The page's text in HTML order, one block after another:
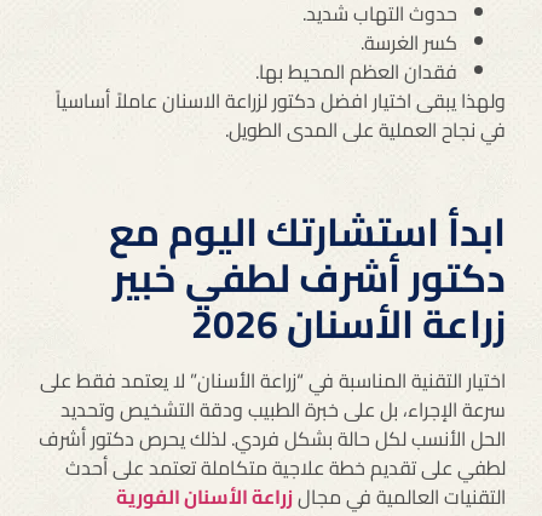
حدوث التهاب شديد.
كسر الغرسة.
فقدان العظم المحيط بها.
ولهذا يبقى اختيار افضل دكتور لزراعة الاسنان عاملاً أساسياً
في نجاح العملية على المدى الطويل.
ابدأ استشارتك اليوم مع
دكتور أشرف لطفي خبير
زراعة الأسنان 2026
اختيار التقنية المناسبة في “زراعة الأسنان” لا يعتمد فقط على
سرعة الإجراء، بل على خبرة الطبيب ودقة التشخيص وتحديد
الحل الأنسب لكل حالة بشكل فردي. لذلك يحرص دكتور أشرف
لطفي على تقديم خطة علاجية متكاملة تعتمد على أحدث
التقنيات العالمية في مجالزراعة الأسنان الفورية